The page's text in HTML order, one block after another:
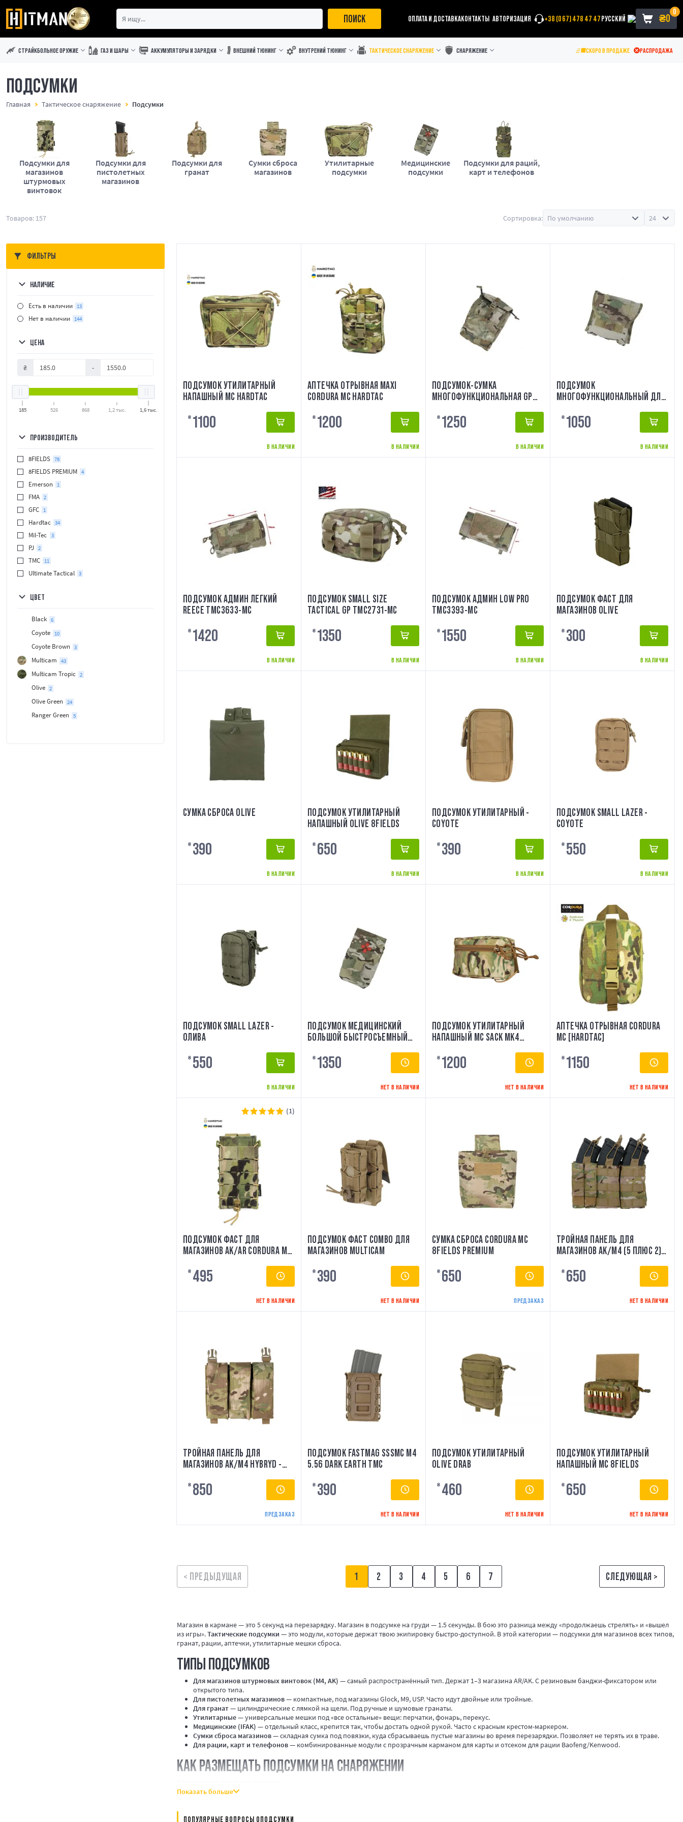
ПОИСК ОПЛАТА И ДОСТАВКАКОНТАКТЫ АВТОРИЗАЦИЯ +38 (067) 478 47 47РУССКИЙ
0
₴0
СТРАЙКБОЛЬНОЕ ОРУЖИЕ ГАЗ И ШАРЫ АККУМУЛЯТОРЫ И ЗАРЯДКИ ВНЕШНИЙ ТЮНИНГ ВНУТРЕНИЙ ТЮНИНГ ТАКТИЧЕСКОЕ СНАРЯЖЕНИЕ СНАРЯЖЕНИЕ СКОРО В ПРОДАЖЕ РАСПРОДАЖА
ПОДСУМКИ
Главная Тактическое снаряжение Подсумки
Подсумки для
магазинов
штурмовых
винтовок
Подсумки для
пистолетных
магазинов
Подсумки для
гранат
Сумки сброса
магазинов
Утилитарные
подсумки
Медицинские
подсумки
Подсумки для раций,
карт и телефонов
Товаров: 157 Сортировка:
ФИЛЬТРЫ
НАЛИЧИЕ
Есть в наличии 13
Нет в наличии 144
ЦЕНА
₴ -
185 526 868 1,2 тыс. 1,6 тыс.
ПРОИЗВОДИТЕЛЬ
8FIELDS 78
8FIELDS PREMIUM 4
Emerson 1
FMA 2
GFC 1
Hardtac 34
Mil-Tec 3
PJ 2
TMC 11
Ultimate Tactical 3
ЦВЕТ
Black 6
Coyote 10
Coyote Brown 3
Multicam 43
Multicam Tropic 2
Olive 2
Olive Green 24
Ranger Green 5
ПОДСУМОК УТИЛИТАРНЫЙ
НАПАШНЫЙ MC HARDTAC
₴ 1100
В НАЛИЧИИ
АПТЕЧКА ОТРЫВНАЯ MAXI
CORDURA MC HARDTAC
₴ 1200
В НАЛИЧИИ
ПОДСУМОК-СУМКА
МНОГОФУНКЦИОНАЛЬНАЯ GP
₴ 1250
В НАЛИЧИИ
ПОДСУМОК
МНОГОФУНКЦИОНАЛЬНЫЙ ДЛЯ
₴ 1050
В НАЛИЧИИ
ПОДСУМОК АДМИН ЛЕГКИЙ
REECE TMC3633-MC
₴ 1420
В НАЛИЧИИ
ПОДСУМОК SMALL SIZE
TACTICAL GP TMC2731-MC
₴ 1350
В НАЛИЧИИ
ПОДСУМОК АДМИН LOW PRO
TMC3393-MC
₴ 1550
В НАЛИЧИИ
ПОДСУМОК ФАСТ ДЛЯ
МАГАЗИНОВ OLIVE
₴ 300
В НАЛИЧИИ
СУМКА СБРОСА OLIVE
₴ 390
В НАЛИЧИИ
ПОДСУМОК УТИЛИТАРНЫЙ
НАПАШНЫЙ OLIVE 8FIELDS
₴ 650
В НАЛИЧИИ
ПОДСУМОК УТИЛИТАРНЫЙ -
COYOTE
₴ 390
В НАЛИЧИИ
ПОДСУМОК SMALL LAZER -
COYOTE
₴ 550
В НАЛИЧИИ
ПОДСУМОК SMALL LAZER -
ОЛИВА
₴ 550
В НАЛИЧИИ
ПОДСУМОК МЕДИЦИНСКИЙ
БОЛЬШОЙ БЫСТРОСЪЕМНЫЙ
₴ 1350
НЕТ В НАЛИЧИИ
ПОДСУМОК УТИЛИТАРНЫЙ
НАПАШНЫЙ MC SACK MK4
₴ 1200
НЕТ В НАЛИЧИИ
АПТЕЧКА ОТРЫВНАЯ CORDURA
MC [HARDTAC]
₴ 1150
НЕТ В НАЛИЧИИ
(1)
ПОДСУМОК ФАСТ ДЛЯ
МАГАЗИНОВ AK/AR CORDURA MC
₴ 495
НЕТ В НАЛИЧИИ
ПОДСУМОК ФАСТ COMBO ДЛЯ
МАГАЗИНОВ MULTICAM
₴ 390
НЕТ В НАЛИЧИИ
СУМКА СБРОСА CORDURA MC
8FIELDS PREMIUM
₴ 650
ПРЕДЗАКАЗ
ТРОЙНАЯ ПАНЕЛЬ ДЛЯ
МАГАЗИНОВ AK/M4 (5 ПЛЮС 2) -
₴ 650
НЕТ В НАЛИЧИИ
ТРОЙНАЯ ПАНЕЛЬ ДЛЯ
МАГАЗИНОВ AK/M4 HYBRYD -
₴ 850
ПРЕДЗАКАЗ
ПОДСУМОК FASTMAG SSSMC M4
5.56 DARK EARTH TMC
₴ 390
НЕТ В НАЛИЧИИ
ПОДСУМОК УТИЛИТАРНЫЙ
OLIVE DRAB
₴ 460
НЕТ В НАЛИЧИИ
ПОДСУМОК УТИЛИТАРНЫЙ
НАПАШНЫЙ MC 8FIELDS
₴ 650
НЕТ В НАЛИЧИИ
< ПРЕДЫДУЩАЯ 1 2 3 4 5 6 7 СЛЕДУЮЩАЯ >
Магазин в кармане — это 5 секунд на перезарядку. Магазин в подсумке на груди — 1.5 секунды. В бою это разница между «продолжаешь стрелять» и «вышел
из игры».Тактические подсумки — это модули, которые держат твою экипировку быстро-доступной. В этой категории — подсумки для магазинов всех типов,
гранат, рации, аптечки, утилитарные мешки сброса.
ТИПЫ ПОДСУМКОВ
Для магазинов штурмовых винтовок (M4, AK) — самый распространённый тип. Держат 1–3 магазина AR/AK. С резиновым банджи-фиксатором или
открытого типа.
Для пистолетных магазинов— компактные, под магазины Glock, M9, USP. Часто идут двойные или тройные.
Для гранат— цилиндрические с лямкой на щели. Под ручные и шумовые гранаты.
Утилитарные— универсальные мешки под «все остальные» вещи: перчатки, фонарь, перекус.
Медицинские (IFAK) — отдельный класс, крепится так, чтобы достать одной рукой. Часто с красным крестом-маркером.
Сумки сброса магазинов— складная сумка под повязки, куда сбрасываешь пустые магазины во время перезарядки. Позволяет не терять их в траве.
Для рации, карт и телефонов— комбинированные модули с прозрачным карманом для карты и отсеком для рации Baofeng/Kenwood.
КАК РАЗМЕЩАТЬ ПОДСУМКИ НА СНАРЯЖЕНИИ
Боковая панель слева:утилитарный подсумок.
Показать больше
ПОПУЛЯРНЫЕ ВОПРОСЫ ОПОДСУМКИ